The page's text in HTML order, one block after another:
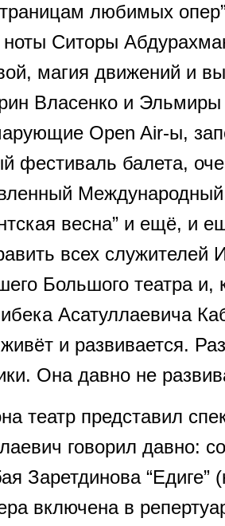
любимых
ноты Ситоры
магия движений и
Власенко и
Open Air-ы,
фестиваль балета,
весна” и ещё,
всех служителей
Большого театра и,
Асатуллаевича
и развивается.
Она давно не
театр представил
говорил давно:
Заретдинова “Едиге”
включена в